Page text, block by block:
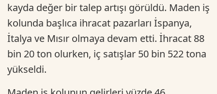
kayda değer bir talep artışı görüldü. Maden iş
kolunda başlıca ihracat pazarları İspanya,
İtalya ve Mısır olmaya devam etti. İhracat 88
bin 20 ton olurken, iç satışlar 50 bin 522 tona
yükseldi.